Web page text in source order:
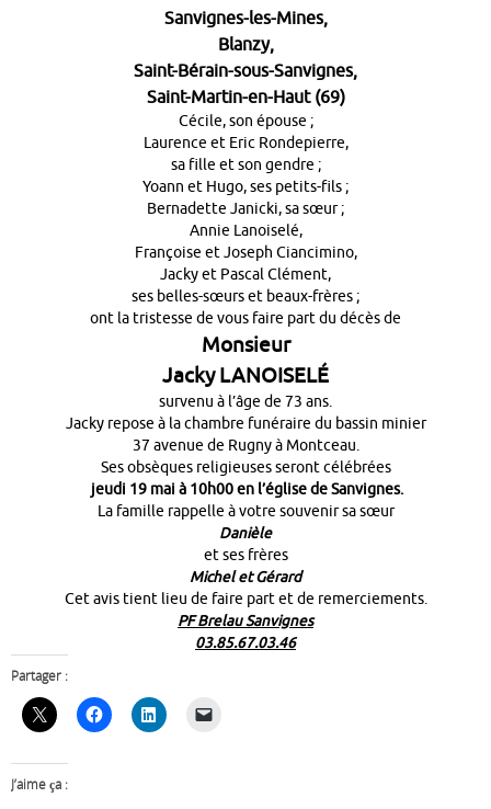
Sanvignes-les-Mines,
Blanzy,
Saint-Bérain-sous-Sanvignes,
Saint-Martin-en-Haut (69)
Cécile, son épouse ;
Laurence et Eric Rondepierre,
sa fille et son gendre ;
Yoann et Hugo, ses petits-fils ;
Bernadette Janicki, sa sœur ;
Annie Lanoiselé,
Françoise et Joseph Ciancimino,
Jacky et Pascal Clément,
ses belles-sœurs et beaux-frères ;
ont la tristesse de vous faire part du décès de
Monsieur
Jacky LANOISELÉ
survenu à l’âge de 73 ans.
Jacky repose à la chambre funéraire du bassin minier
37 avenue de Rugny à Montceau.
Ses obsèques religieuses seront célébrées
jeudi 19 mai à 10h00 en l’église de Sanvignes.
La famille rappelle à votre souvenir sa sœur
Danièle
et ses frères
Michel et Gérard
Cet avis tient lieu de faire part et de remerciements.
PF Brelau Sanvignes
03.85.67.03.46
Partager :
J’aime ça :